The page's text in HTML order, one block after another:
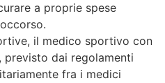
a proprie spese
il medico sportivo con
dai regolamenti
fra i medici